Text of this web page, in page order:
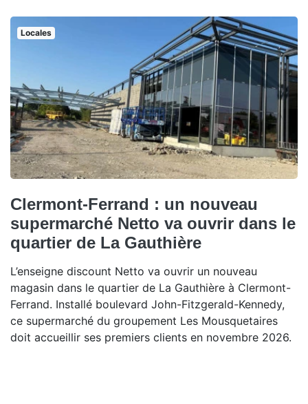
Locales
Clermont-Ferrand : un nouveau
supermarché Netto va ouvrir dans le
quartier de La Gauthière
L’enseigne discount Netto va ouvrir un nouveau
magasin dans le quartier de La Gauthière à Clermont-
Ferrand. Installé boulevard John-Fitzgerald-Kennedy,
ce supermarché du groupement Les Mousquetaires
doit accueillir ses premiers clients en novembre 2026.